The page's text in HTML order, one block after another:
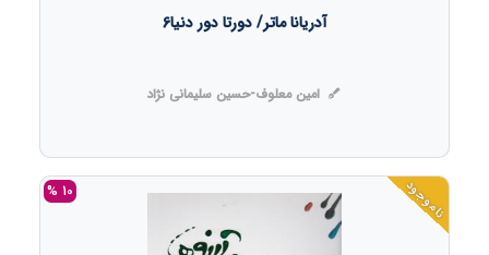
آدریانا ماتر/ دورتا دور دنیا6
امین معلوف-حسین سلیمانی نژاد
ناموجود 10 %